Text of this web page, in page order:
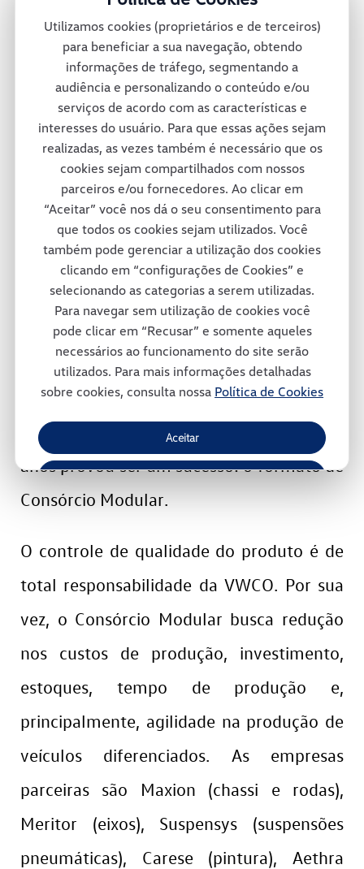
Utilizamos cookies (proprietários e de terceiros)
para beneficiar a sua navegação, obtendo
informações de tráfego, segmentando a
audiência e personalizando o conteúdo e/ou
serviços de acordo com as características e
interesses do usuário. Para que essas ações sejam
realizadas, as vezes também é necessário que os
cookies sejam compartilhados com nossos
parceiros e/ou fornecedores. Ao clicar em
“Aceitar” você nos dá o seu consentimento para
que todos os cookies sejam utilizados. Você
também pode gerenciar a utilização dos cookies
clicando em “configurações de Cookies” e
selecionando as categorias a serem utilizadas.
Para navegar sem utilização de cookies você
pode clicar em “Recusar” e somente aqueles
necessários ao funcionamento do site serão
utilizados. Para mais informações detalhadas
sobre cookies, consulta nossa Política de Cookies
Aceitar
Recusar
montadora oferece mais de 30 diferentes
veículos no México e conta também com
uma rede de concessionárias para dar
suporte total a seus clientes pelas ruas e
estradas mexicanas.
Consórcio Modular
A fábrica da Volkswagen Caminhões e
Ônibus em Resende adotou um projeto
inovador em termos de tecnologia e de
respeito ao colaborador e ao meio-
ambiente. Trata-se de um modelo
inovador de gestão e que, ao longo dos
anos provou ser um sucesso: o formato de
Consórcio Modular.
O controle de qualidade do produto é de
total responsabilidade da VWCO. Por sua
vez, o Consórcio Modular busca redução
nos custos de produção, investimento,
estoques, tempo de produção e,
principalmente, agilidade na produção de
veículos diferenciados. As empresas
parceiras são Maxion (chassi e rodas),
Meritor (eixos), Suspensys (suspensões
pneumáticas), Carese (pintura), Aethra